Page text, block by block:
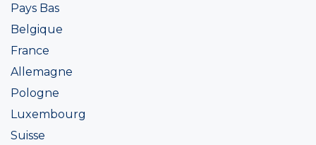
Pays Bas
Belgique
France
Allemagne
Pologne
Luxembourg
Suisse